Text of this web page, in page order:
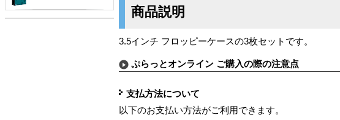
商品説明
3.5インチ フロッピーケースの3枚セットです。
ぷらっとオンライン ご購入の際の注意点
支払方法について
以下のお支払い方法がご利用できます。